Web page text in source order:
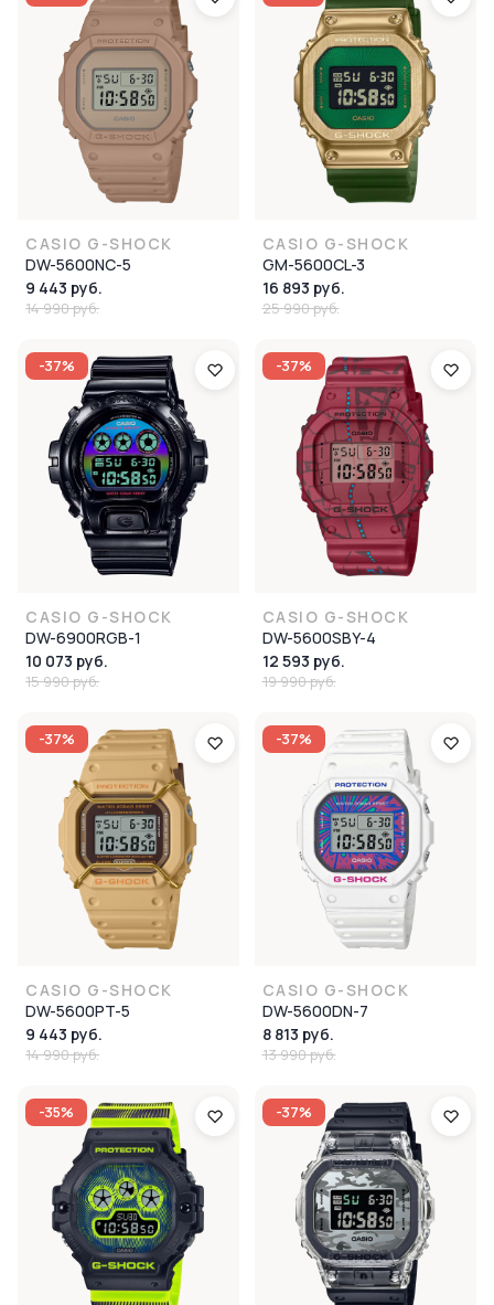
CASIO G-SHOCK
DW-5600NC-5
9 443 руб.
14 990 руб.
CASIO G-SHOCK
GM-5600CL-3
16 893 руб.
25 990 руб.
-37%
CASIO G-SHOCK
DW-6900RGB-1
10 073 руб.
15 990 руб.
-37%
CASIO G-SHOCK
DW-5600SBY-4
12 593 руб.
19 990 руб.
-37%
CASIO G-SHOCK
DW-5600PT-5
9 443 руб.
14 990 руб.
-37%
CASIO G-SHOCK
DW-5600DN-7
8 813 руб.
13 990 руб.
-35% -37%